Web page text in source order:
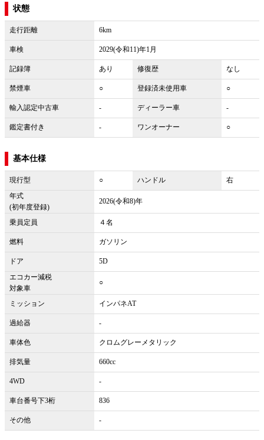
状態
走行距離 6km
車検 2029(令和11)年1月
記録簿 あり 修復歴 なし
禁煙車 ○ 登録済未使用車 ○
輸入認定中古車 - ディーラー車 -
鑑定書付き - ワンオーナー ○
基本仕様
現行型 ○ ハンドル
右
年式
(初年度登録)
2026(令和8)年
乗員定員 ４名
燃料 ガソリン
ドア
5D
エコカー減税
対象車
○
ミッション インパネAT
過給器 -
車体色 クロムグレーメタリック
排気量 660cc
4WD -
車台番号下3桁 836
その他 -